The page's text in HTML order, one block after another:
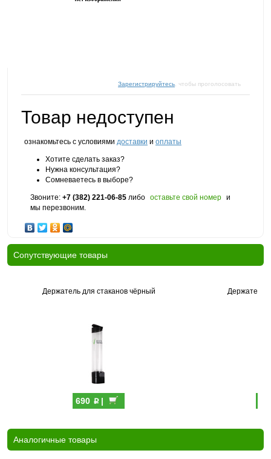
Зарегистрируйтесь , чтобы проголосовать
Товар недоступен
ознакомьтесь с условиями доставки и оплаты
Хотите сделать заказ?
Нужна консультация?
Сомневаетесь в выборе?
Звоните: +7 (382) 221-06-85 либо оставьте свой номер и
мы перезвоним.
Cопутствующие товары
Держатель для стаканов чёрный
690 p|
Держатель
Аналогичные товары